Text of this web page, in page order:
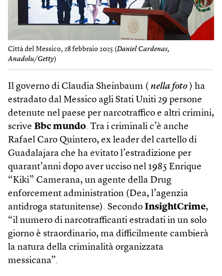
Città del Messico, 28 febbraio 2025 (Daniel Cardenas,
Anadolu/Getty)
Il governo di Claudia Sheinbaum ( nella foto ) ha
estradato dal Messico agli Stati Uniti 29 persone
detenute nel paese per narcotraffico e altri crimini,
scrive Bbc mundo. Tra i criminali c’è anche
Rafael Caro Quintero, ex leader del cartello di
Guadalajara che ha evitato l’estradizione per
quarant’anni dopo aver ucciso nel 1985 Enrique
“Kiki” Camerana, un agente della Drug
enforcement administration (Dea, l’agenzia
antidroga statunitense). Secondo InsightCrime,
“il numero di narcotrafficanti estradati in un solo
giorno è straordinario, ma difficilmente cambierà
la natura della criminalità organizzata
messicana”.